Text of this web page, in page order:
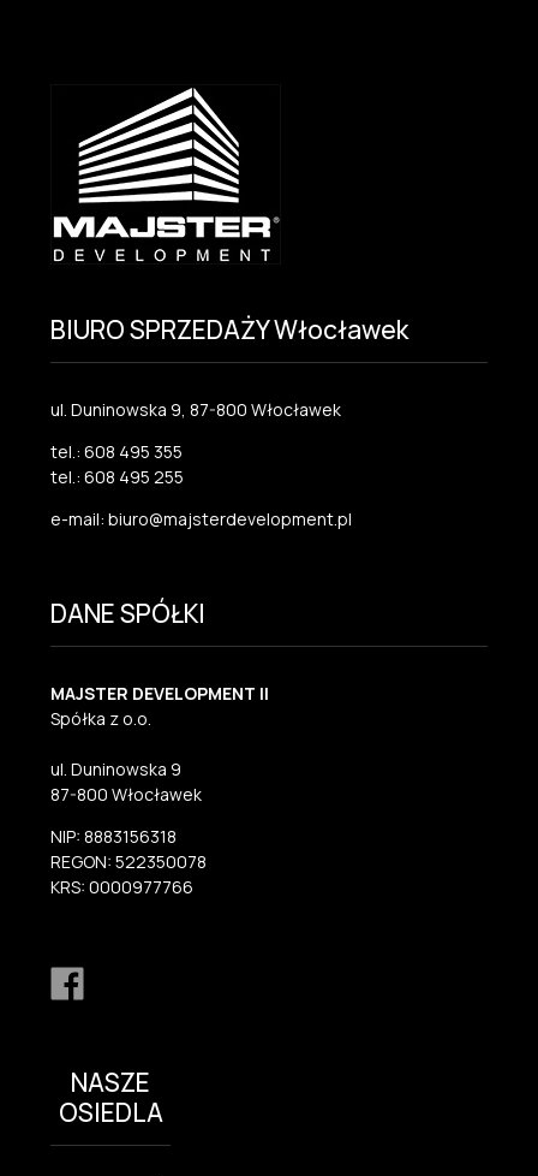
BIURO SPRZEDAŻY Włocławek
ul. Duninowska 9, 87-800 Włocławek
tel.: 608 495 355
tel.: 608 495 255
e-mail: biuro@majsterdevelopment.pl
DANE SPÓŁKI
MAJSTER DEVELOPMENT II
Spółka z o.o.
ul. Duninowska 9
87-800 Włocławek
NIP: 8883156318
REGON: 522350078
KRS: 0000977766
NASZE
OSIEDLA